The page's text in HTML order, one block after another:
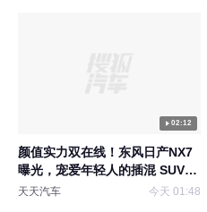
02:12
颜值实力双在线！东风日产NX7
曝光，宠爱年轻人的插混 SUV来
了
天天汽车 今天 01:48